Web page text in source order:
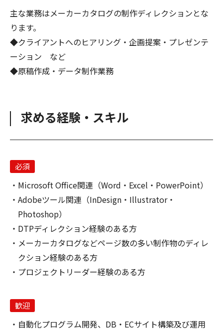
主な業務はメーカーカタログの制作ディレクションとな
ります。
◆クライアントへのヒアリング・企画提案・プレゼンテ
ーション など
◆原稿作成・データ制作業務
求める経験・スキル
必須
Microsoft Office関連（Word・Excel・PowerPoint）
Adobeツール関連（InDesign・Illustrator・
Photoshop）
DTPディレクション経験のある方
メーカーカタログなどページ数の多い制作物のディレ
クション経験のある方
プロジェクトリーダー経験のある方
歓迎
自動化プログラム開発、DB・ECサイト構築及び運用